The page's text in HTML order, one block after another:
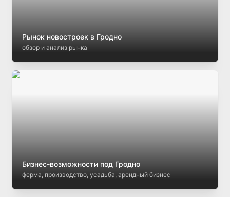
Рынок новостроек в Гродно
обзор и анализ рынка
Бизнес-возможности под Гродно
ферма, производство, усадьба, арендный бизнес